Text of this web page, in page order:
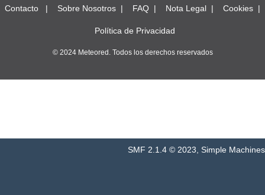
Contacto Sobre Nosotros FAQ Nota Legal Cookies
Política de Privacidad
© 2024 Meteored. Todos los derechos reservados
SMF 2.1.4 © 2023, Simple Machines